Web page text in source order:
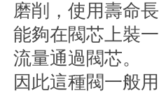
磨削，使用壽命長
能夠在閥芯上裝一
流量通過閥芯。
因此這種閥一般